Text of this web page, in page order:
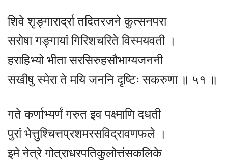
शिवे शृङ्गारार्द्रा तदितरजने कुत्सनपरा
सरोषा गङ्गायां गिरिशचरिते विस्मयवती ।
हराहिभ्यो भीता सरसिरुहसौभाग्यजननी
सखीषु स्मेरा ते मयि जननि दृष्टिः सकरुणा ॥ ५१ ॥
गते कर्णाभ्यर्णं गरुत इव पक्ष्माणि दधती
पुरां भेत्तुश्चित्तप्रशमरसविद्रावणफले ।
इमे नेत्रे गोत्राधरपतिकुलोत्तंसकलिके